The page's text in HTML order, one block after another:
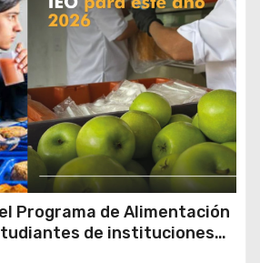
Programa de Alimentación
de instituciones